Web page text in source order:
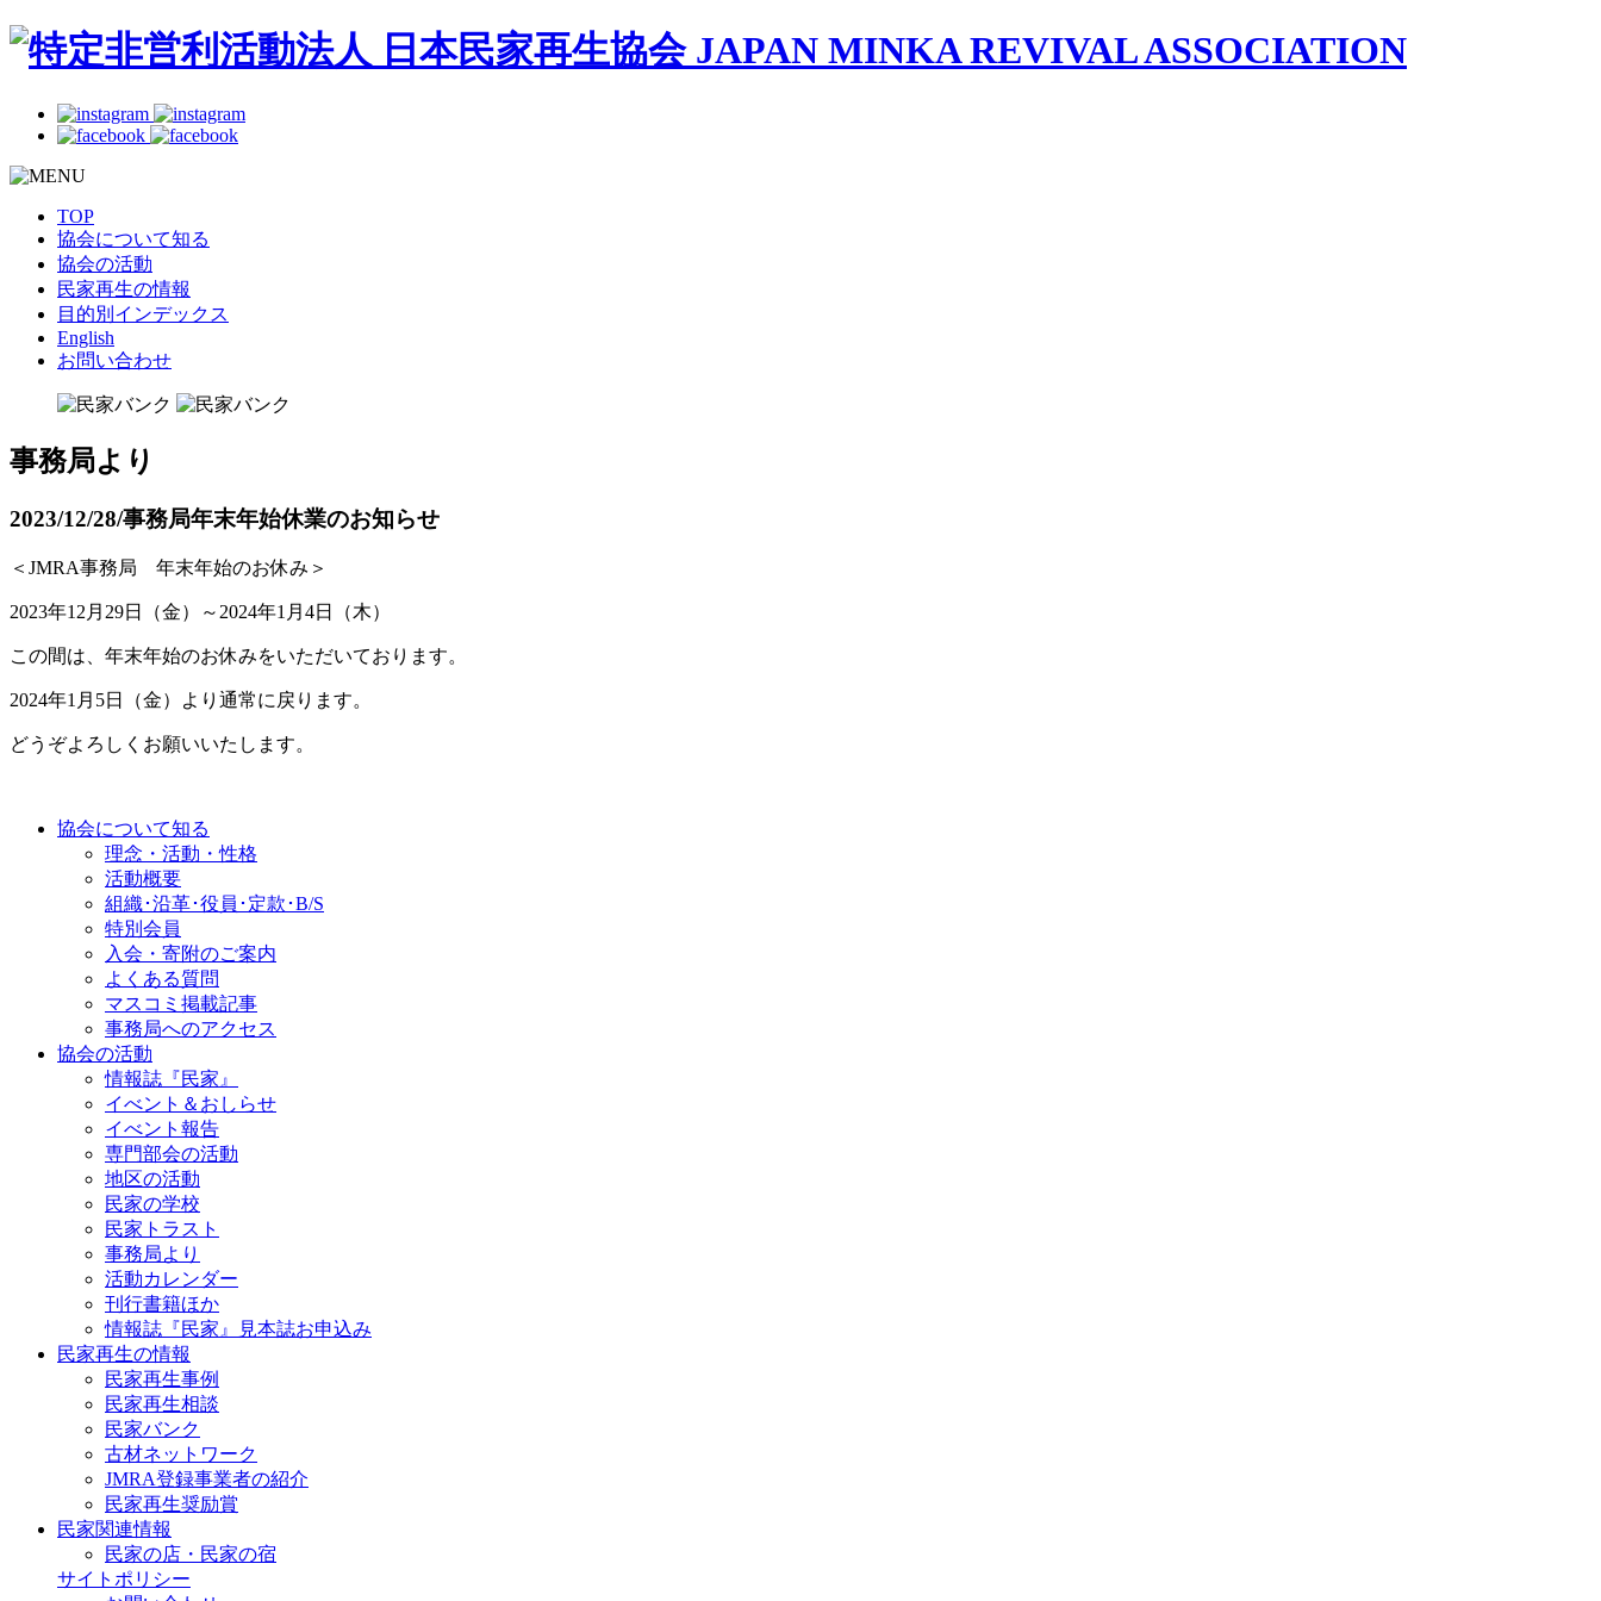
TOP
協会について知る
協会の活動
民家再生の情報
目的別インデックス
English
お問い合わせ
事務局より
2023/12/28/事務局年末年始休業のお知らせ
＜JMRA事務局 年末年始のお休み＞
2023年12月29日（金）～2024年1月4日（木）
この間は、年末年始のお休みをいただいております。
2024年1月5日（金）より通常に戻ります。
どうぞよろしくお願いいたします。
協会について知る
理念・活動・性格
活動概要
組織･沿革･役員･定款･B/S
特別会員
入会・寄附のご案内
よくある質問
マスコミ掲載記事
事務局へのアクセス
協会の活動
情報誌『民家』
イべント＆おしらせ
イべント報告
専門部会の活動
地区の活動
民家の学校
民家トラスト
事務局より
活動カレンダー
刊行書籍ほか
情報誌『民家』見本誌お申込み
民家再生の情報
民家再生事例
民家再生相談
民家バンク
古材ネットワーク
JMRA登録事業者の紹介
民家再生奨励賞
民家関連情報
民家の店・民家の宿
サイトポリシー